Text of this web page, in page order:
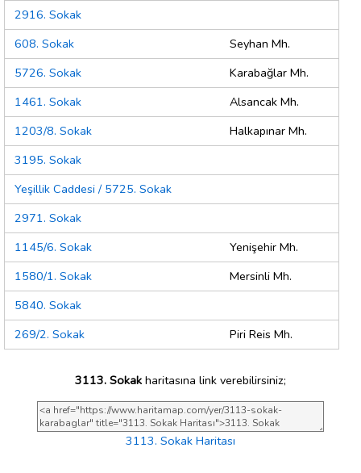
2916. Sokak
608. Sokak
Seyhan Mh.
5726. Sokak
Karabağlar Mh.
1461. Sokak
Alsancak Mh.
1203/8. Sokak
Halkapınar Mh.
3195. Sokak
Yeşillik Caddesi / 5725. Sokak
2971. Sokak
1145/6. Sokak
Yenişehir Mh.
1580/1. Sokak
Mersinli Mh.
5840. Sokak
269/2. Sokak
Piri Reis Mh.
3113. Sokak haritasına link verebilirsiniz;
3113. Sokak Haritası